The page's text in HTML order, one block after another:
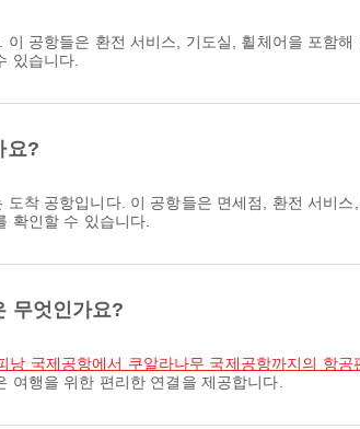
공항들은 환전 서비스, 기도실, 휠체어을 포함
있습니다.
요?
도착 공항입니다. 이 공항들은 면세점, 환전 서비
확인할 수 있습니다.
무엇인가요?
낭 국제공항에서 쿠알라나무 국제공항까지의 항공
여행을 위한 편리한 연결을 제공합니다.